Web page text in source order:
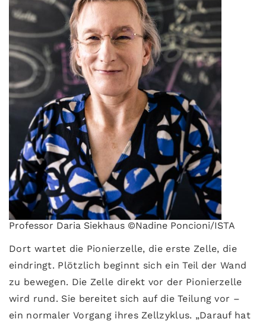
Professor Daria Siekhaus ©Nadine Poncioni/ISTA
Dort wartet die Pionierzelle, die erste Zelle, die
eindringt. Plötzlich beginnt sich ein Teil der Wand
zu bewegen. Die Zelle direkt vor der Pionierzelle
wird rund. Sie bereitet sich auf die Teilung vor –
ein normaler Vorgang ihres Zellzyklus. „Darauf hat